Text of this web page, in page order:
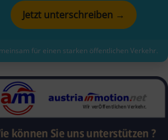
Jetzt unterschreiben →
für einen starken öffentlichen Verkehr.